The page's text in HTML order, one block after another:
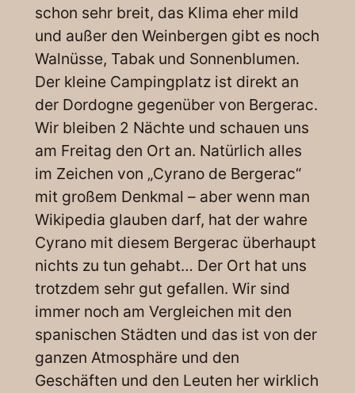
schon sehr breit, das Klima eher mild
und außer den Weinbergen gibt es noch
Walnüsse, Tabak und Sonnenblumen.
Der kleine Campingplatz ist direkt an
der Dordogne gegenüber von Bergerac.
Wir bleiben 2 Nächte und schauen uns
am Freitag den Ort an. Natürlich alles
im Zeichen von „Cyrano de Bergerac“
mit großem Denkmal – aber wenn man
Wikipedia glauben darf, hat der wahre
Cyrano mit diesem Bergerac überhaupt
nichts zu tun gehabt… Der Ort hat uns
trotzdem sehr gut gefallen. Wir sind
immer noch am Vergleichen mit den
spanischen Städten und das ist von der
ganzen Atmosphäre und den
Geschäften und den Leuten her wirklich